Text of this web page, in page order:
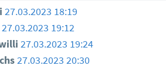
27.03.2023 18:19
27.03.2023 19:12
27.03.2023 19:24
27.03.2023 20:30